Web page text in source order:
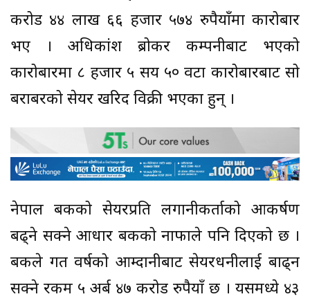
करोड ४४ लाख ६६ हजार ५७४ रुपैयाँमा कारोबार
भए । अधिकांश ब्रोकर कम्पनीबाट भएको
कारोबारमा ८ हजार ५ सय ५० वटा कारोबारबाट सो
बराबरको सेयर खरिद विक्री भएका हुन् ।
नेपाल बैंकको सेयरप्रति लगानीकर्ताको आकर्षण
बढ्ने सक्ने आधार बैंकको नाफाले पनि दिएको छ ।
बैंकले गत वर्षको आम्दानीबाट सेयरधनीलाई बाढ्न
सक्ने रकम ५ अर्ब ४७ करोड रुपैयाँ छ । यसमध्ये ४३